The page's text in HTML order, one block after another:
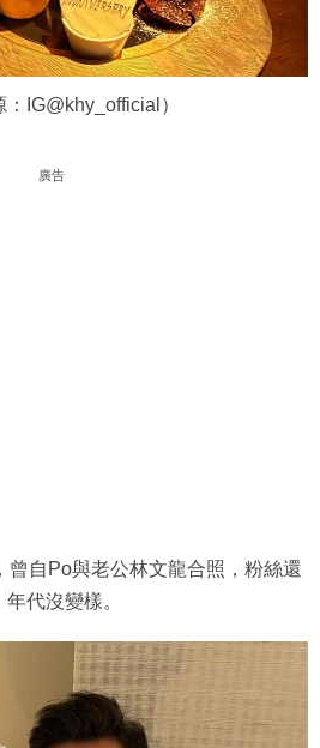
IG@khy_official）
廣告
曾自Po與老公林文龍合照，粉絲還
代沒變樣。